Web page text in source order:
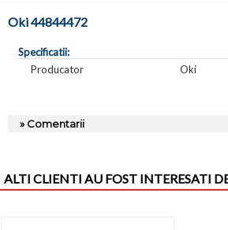
Oki 44844472
Specificatii:
Producator
Oki
» Comentarii
ALTI CLIENTI AU FOST INTERESATI